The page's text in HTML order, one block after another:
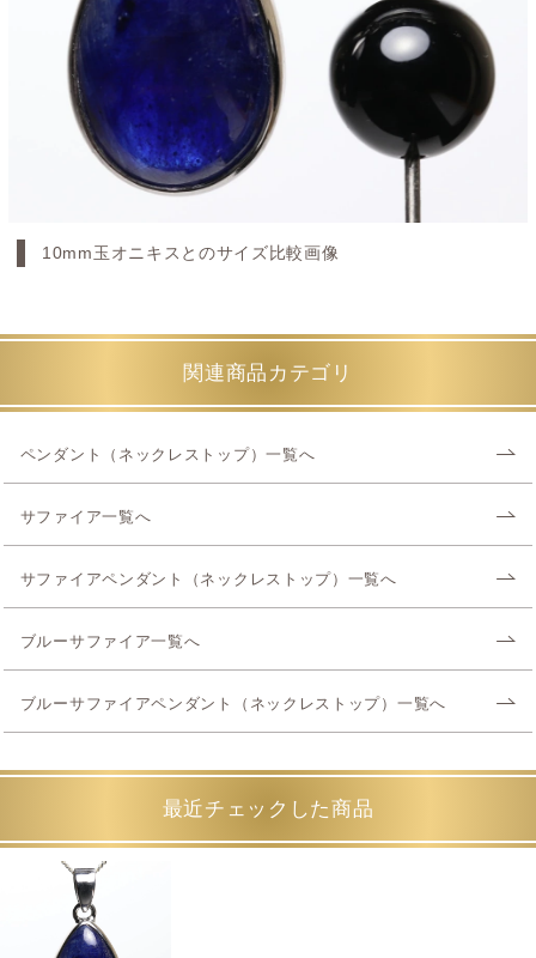
10mm玉オニキスとのサイズ比較画像
関連商品カテゴリ
ペンダント（ネックレストップ）一覧へ
サファイア一覧へ
サファイアペンダント（ネックレストップ）一覧へ
ブルーサファイア一覧へ
ブルーサファイアペンダント（ネックレストップ）一覧へ
最近チェックした商品